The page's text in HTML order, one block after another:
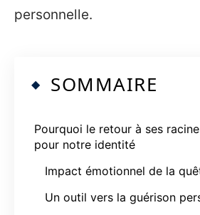
personnelle.
SOMMAIRE
Pourquoi le retour à ses
pour notre identité
Impact émotionnel de la
Un outil vers la guérison